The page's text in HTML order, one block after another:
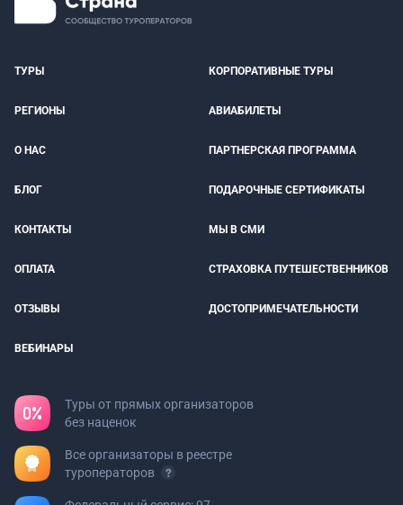
ТУРЫ КОРПОРАТИВНЫЕ ТУРЫ
РЕГИОНЫ АВИАБИЛЕТЫ
О НАС ПАРТНЕРСКАЯ ПРОГРАММА
БЛОГ ПОДАРОЧНЫЕ СЕРТИФИКАТЫ
КОНТАКТЫ МЫ В СМИ
ОПЛАТА СТРАХОВКА ПУТЕШЕСТВЕННИКОВ
ОТЗЫВЫ ДОСТОПРИМЕЧАТЕЛЬНОСТИ
ВЕБИНАРЫ
Туры от прямых организаторов
без наценок
Все организаторы в реестре
туроператоров